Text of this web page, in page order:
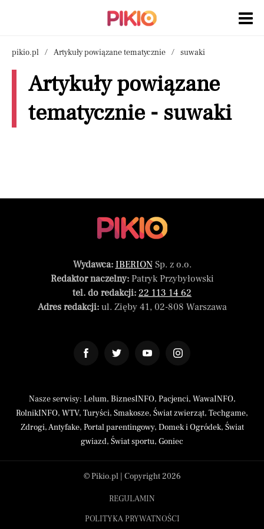
pikio.pl Artykuły powiązane tematycznie suwaki
Artykuły powiązane
tematycznie - suwaki
Wydawca: IBERIONSp. z o.o.
Redaktor naczelny:Patryk Przybyłowski
tel. do redakcji: 22 113 14 62
Adres redakcji:ul. Zięby 41, 02-808 Warszawa
Nasze serwisy: Lelum, BiznesINFO, Pacjenci, WawaINFO,
RolnikINFO, WTV, Turyści, Smakosze, Świat zwierząt, Techgame,
Zdrogi,Antyfake, Portal parentingowy, Domek i Ogródek, Świat
gwiazd, Świat sportu, Goniec
© Pikio.pl | Copyright 2026
REGULAMIN
POLITYKA PRYWATNOŚCI